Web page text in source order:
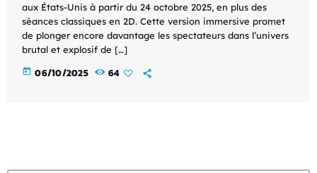
aux États-Unis à partir du 24 octobre 2025, en plus des
séances classiques en 2D. Cette version immersive promet
de plonger encore davantage les spectateurs dans l’univers
brutal et explosif de […]
today 06/10/2025 64